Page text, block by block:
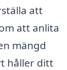
att
att anlita
mängd
håller ditt